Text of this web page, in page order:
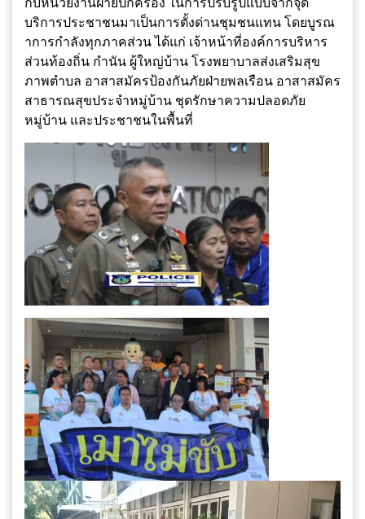
บริการประชาชนมาเป็นการตั้งด่านชุมชนแทน โดยบูรณ
าการกำลังทุกภาคส่วน ได้แก่ เจ้าหน้าที่องค์การบริหาร
ส่วนท้องถิ่น กำนัน ผู้ใหญ่บ้าน โรงพยาบาลส่งเสริมสุข
ภาพตำบล อาสาสมัครป้องกันภัยฝ่ายพลเรือน อาสาสมัคร
สาธารณสุขประจำหมู่บ้าน ชุดรักษาความปลอดภัย
หมู่บ้าน และประชาชนในพื้นที่
ตัว
เล่น